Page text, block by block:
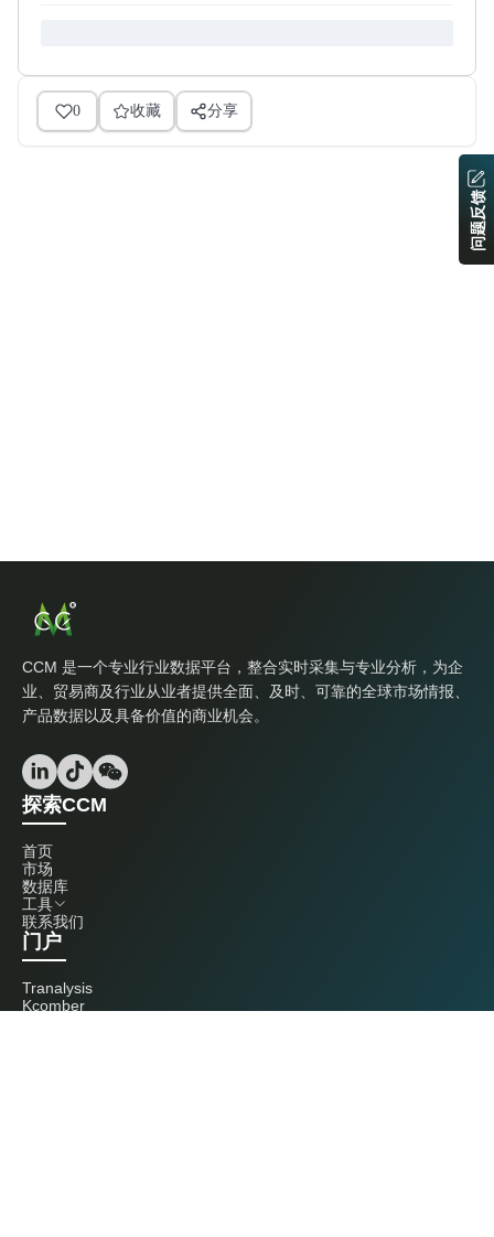
0 收藏 分享
CCM 是一个专业行业数据平台，整合实时采集与专业分析，为企
业、贸易商及行业从业者提供全面、及时、可靠的全球市场情报、
产品数据以及具备价值的商业机会。
探索CCM
首页
市场
数据库
工具
联系我们
门户
Tranalysis
Kcomber
问题反馈